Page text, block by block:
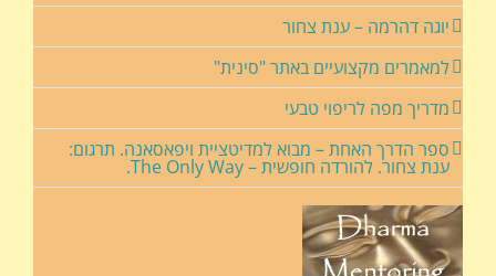
יוגה דהרמה – ענת צחור
למאמרים מקצועיים באתר "סינית"
מדריך מפה לריפוי טבעי
ספר הדרך האחת – מבוא למדיטציית ויפאסאנה. תרגום:
ענת צחור. להורדה חופשית – The Only Way.